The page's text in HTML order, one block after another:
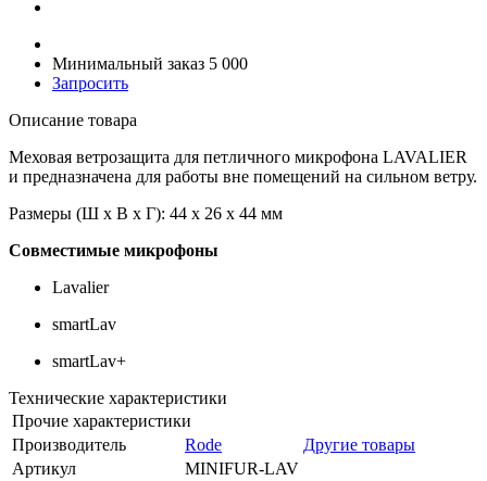
Минимальный заказ 5 000
Запросить
Описание товара
Меховая ветрозащита для петличного микрофона LAVALIER
и предназначена для работы вне помещений на сильном ветру.
Размеры (Ш х В х Г): 44 х 26 х 44 мм
Совместимые микрофоны
Lavalier
smartLav
smartLav+
Технические характеристики
Прочие характеристики
Производитель
Rode
Другие товары
Артикул
MINIFUR-LAV